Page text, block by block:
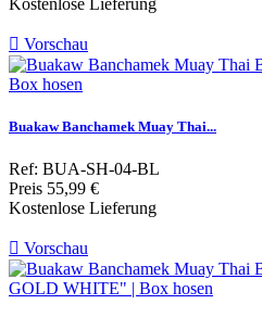
 Vorschau
Buakaw Banchamek Muay Thai...
Ref: BUA-SH-04-BL
Preis 55,99 €
Kostenlose Lieferung
 Vorschau